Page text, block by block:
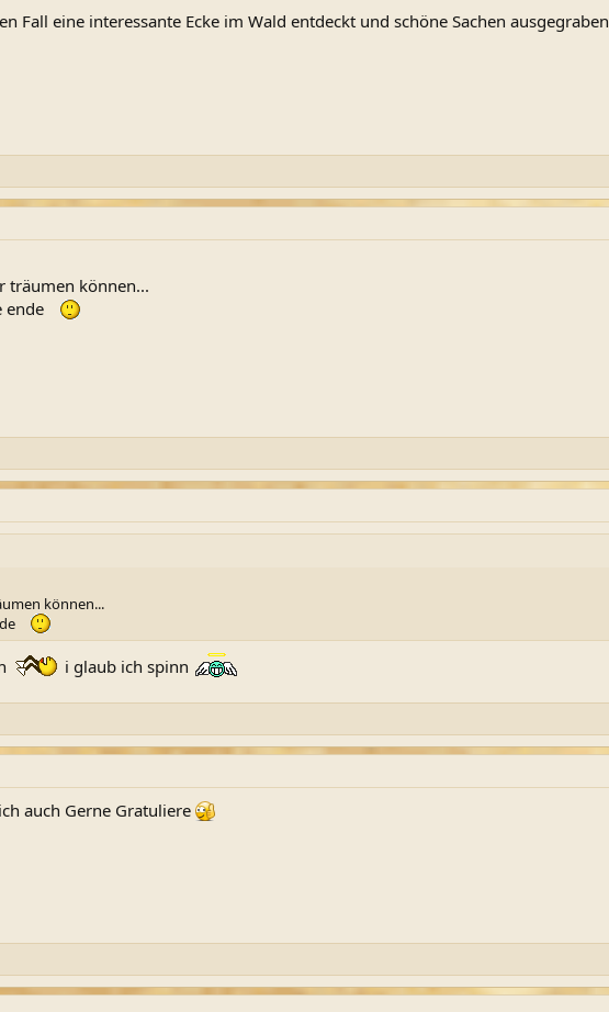
Fall eine interessante Ecke im Wald entdeckt und schöne Sachen ausgegraben
träumen können...
ende
können...
i glaub ich spinn
auch Gerne Gratuliere